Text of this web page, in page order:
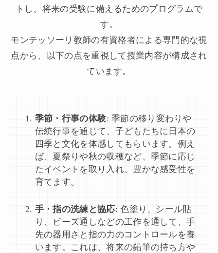
トし、将来の受験に備えるためのプログラムで
す。
モンテッソーリ教師の有資格者による専門的な視
点から、以下の点を重視して授業内容が構成され
ています。
季節・行事の体験: 季節の移り変わりや
伝統行事を通じて、子どもたちに日本の
四季と文化を体感してもらいます。例え
ば、夏祭りや秋の収穫など、季節に応じ
たイベントを取り入れ、豊かな感受性を
育てます。
手・指の洗練と協応: 色塗り、シール貼
り、ビーズ通しなどの工作を通して、手
先の器用さと指の力のコントロールを養
います。これは、将来の鉛筆の持ち方や